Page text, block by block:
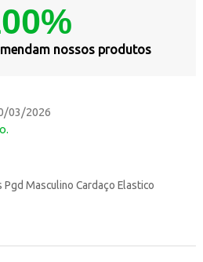
nossos produtos
03/2026
Masculino Cardaço Elastico